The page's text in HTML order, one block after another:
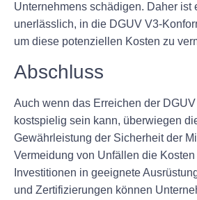
Unternehmens schädigen. Daher ist
unerlässlich, in die DGUV V3-
um diese potenziellen Kosten zu
Abschluss
Auch wenn das Erreichen der
kostspielig sein kann, überwiegen
Gewährleistung der Sicherheit der
Vermeidung von Unfällen die
Investitionen in geeignete
und Zertifizierungen können